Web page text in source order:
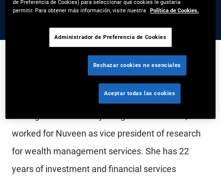
advisor education team within U.S. global wealth
worked for Nuveen as vice president of research
for wealth management services. She has 22
years of investment and financial services
de Preferencia de Cookies) para seleccionar qué cookies le gustaría
permitir. Para obtener más información, visite nuestra Política de Cookies.
Administrador de Preferencia de Cookies
Rechazar cookies no esenciales
Aceptar todas las cookies